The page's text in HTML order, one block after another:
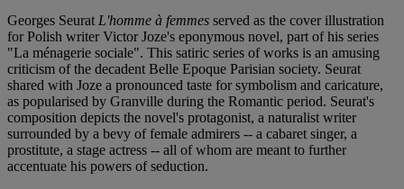
Georges Seurat L'homme à femmes served as the cover illustration
for Polish writer Victor Joze's eponymous novel, part of his series
"La ménagerie sociale". This satiric series of works is an amusing
criticism of the decadent Belle Epoque Parisian society. Seurat
shared with Joze a pronounced taste for symbolism and caricature,
as popularised by Granville during the Romantic period. Seurat's
composition depicts the novel's protagonist, a naturalist writer
surrounded by a bevy of female admirers -- a cabaret singer, a
prostitute, a stage actress -- all of whom are meant to further
accentuate his powers of seduction.